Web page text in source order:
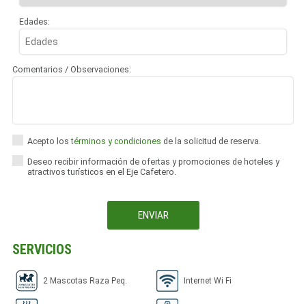
Edades:
Comentarios / Observaciones:
Acepto lostérminos y condiciones de la solicitud de reserva.
Deseo recibir información de ofertas y promociones de hoteles y
atractivos turísticos en el Eje Cafetero.
SERVICIOS
2 Mascotas Raza Peq. Internet Wi Fi